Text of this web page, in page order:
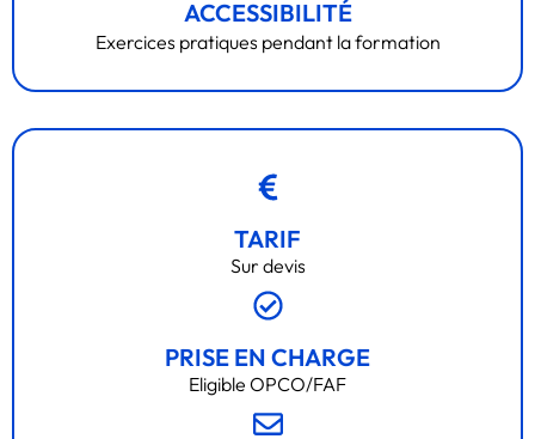
ACCESSIBILITÉ
Exercices pratiques pendant la formation
TARIF
Sur devis
PRISE EN CHARGE
Eligible OPCO/FAF